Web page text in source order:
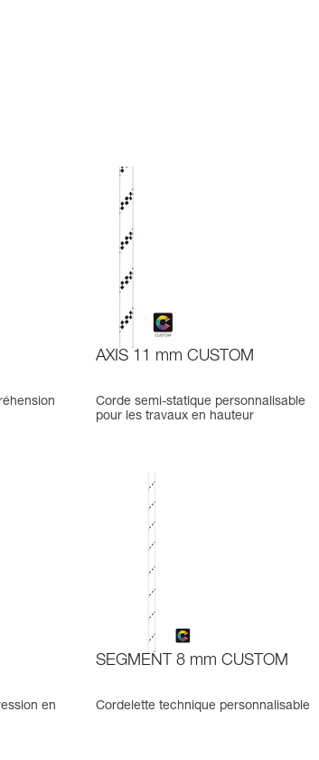
AXIS 11 mm CUSTOM
Corde semi-statique personnalisable
pour les travaux en hauteur
en
SEGMENT 8 mm CUSTOM
Cordelette technique personnalisable